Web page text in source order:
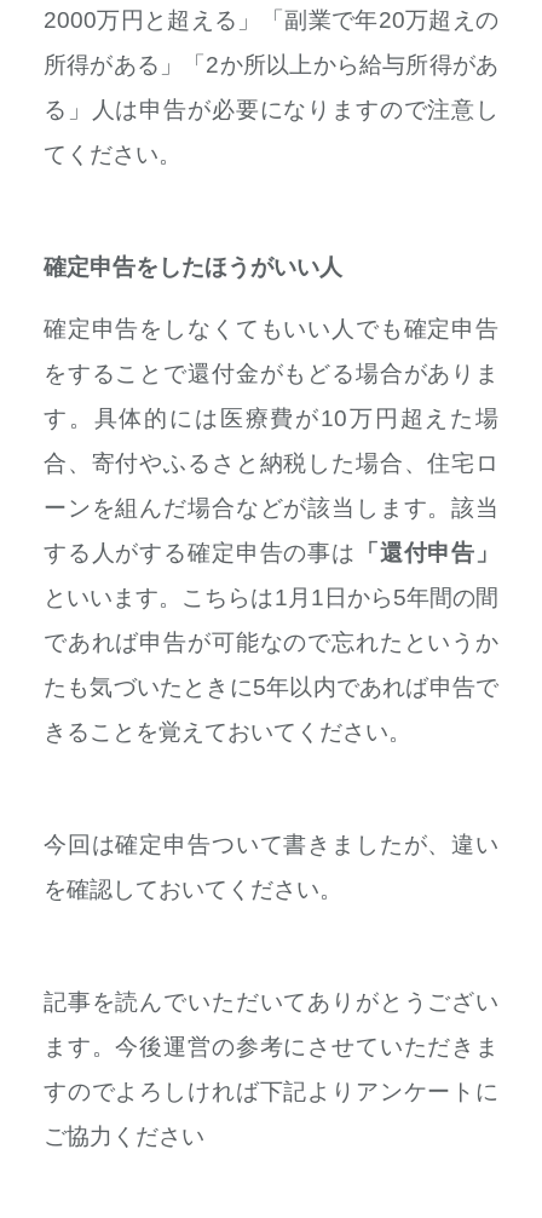
2000万円と超える」「副業で年20万超えの
所得がある」「2か所以上から給与所得があ
る」人は申告が必要になりますので注意し
てください。
確定申告をしたほうがいい人
確定申告をしなくてもいい人でも確定申告
をすることで還付金がもどる場合がありま
す。具体的には医療費が10万円超えた場
合、寄付やふるさと納税した場合、住宅ロ
ーンを組んだ場合などが該当します。該当
する人がする確定申告の事は
「還付申告」
といいます。こちらは1月1日から5年間の間
であれば申告が可能なので忘れたというか
たも気づいたときに5年以内であれば申告で
きることを覚えておいてください。
今回は確定申告ついて書きましたが、違い
を確認しておいてください。
記事を読んでいただいてありがとうござい
ます。今後運営の参考にさせていただきま
すのでよろしければ下記よりアンケートに
ご協力ください